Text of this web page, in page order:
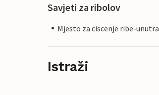
Savjeti za ribolov
Mjesto za ciscenje ribe-unutra
Istraži